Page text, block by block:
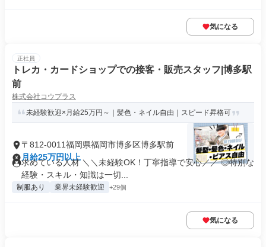
気になる
正社員
トレカ・カードショップでの接客・販売スタッフ|博多駅
前
株式会社コウプラス
未経験歓迎×月給25万円～｜髪色・ネイル自由｜スピード昇格可
〒812-0011福岡県福岡市博多区博多駅前
月給25万円以上
求めている人材 ＼＼未経験OK！丁寧指導で安心／／ ◎特別な
経験・スキル・知識は一切...
制服あり 業界未経験歓迎 +29個
気になる